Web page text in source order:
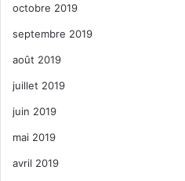
octobre 2019
septembre 2019
août 2019
juillet 2019
juin 2019
mai 2019
avril 2019